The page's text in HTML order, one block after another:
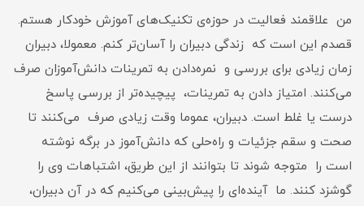
من علاقمند فعالیت در حوزه‌ی تکنیک‌های آموزش خودکار هستم.
قصدم این است که زندگی دبیران را آسان‌تر کنم. معمولا، دبیران
زمان زیادی برای بررسی و نمره‌دادن به تمرینات دانش‌آموزان صرف
می‌کنند. امتیاز دادن به تمرینات، پیچیده‌تر از بررسی پاسخ
درست یا غلط است. دبیران، عموما وقت زیادی صرف می‌کنند تا
صحت و سقم جزئیات و راه‌حلی که دانش‌آموز در برگه نوشته
است را متوجه شوند تا بتوانند از این طریق، اشتباهات وی را
گوشزد کنند. ما آینده‌ای را پیش‌بینی می‌کنیم که در آن دبیران،